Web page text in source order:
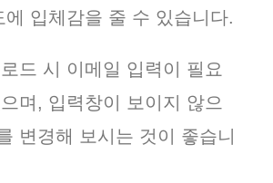
에 입체감을 줄 수 있습니다.
드 시 이메일 입력이 필요
며, 입력창이 보이지 않으
변경해 보시는 것이 좋습니